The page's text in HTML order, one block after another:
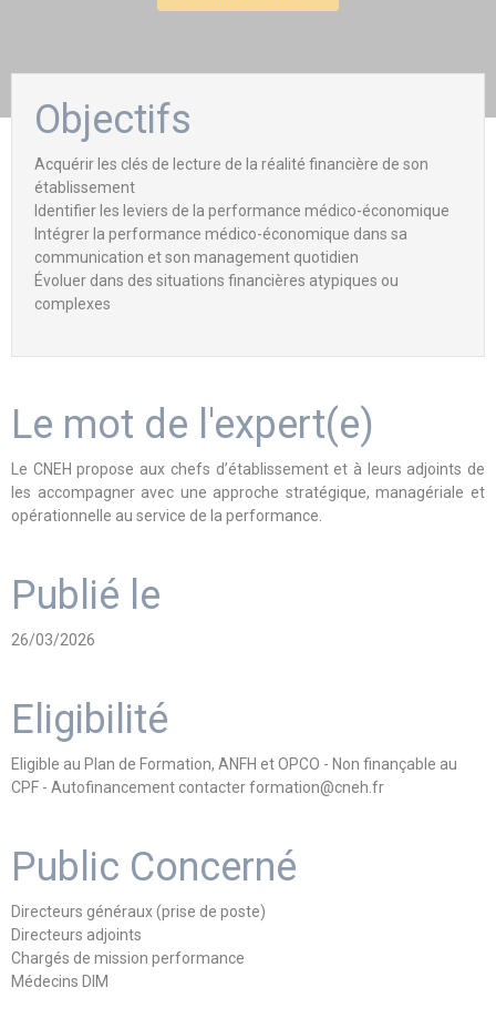
Objectifs
Acquérir les clés de lecture de la réalité financière de son
établissement
Identifier les leviers de la performance médico-économique
Intégrer la performance médico-économique dans sa
communication et son management quotidien
Évoluer dans des situations financières atypiques ou
complexes
Le mot de l'expert(e)
Le CNEH propose aux chefs d’établissement et à leurs adjoints de
les accompagner avec une approche stratégique, managériale et
opérationnelle au service de la performance.
Publié le
26/03/2026
Eligibilité
Eligible au Plan de Formation, ANFH et OPCO - Non finançable au
CPF - Autofinancement contacter formation@cneh.fr
Public Concerné
Directeurs généraux (prise de poste)
Directeurs adjoints
Chargés de mission performance
Médecins DIM